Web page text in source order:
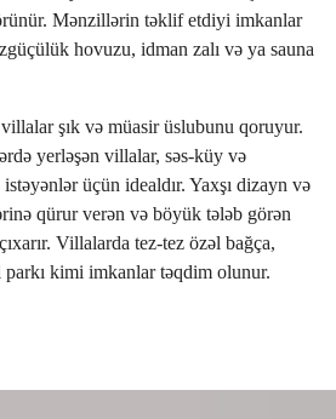
Mənzillərin təklif etdiyi imkanlar
hovuzu, idman zalı və ya sauna
şık və müasir üslubunu qoruyur.
yerləşən villalar, səs-küy və
istəyənlər üçün idealdır. Yaxşı dizayn və
qürur verən və böyük tələb görən
Villalarda tez-tez özəl bağça,
kimi imkanlar təqdim olunur.